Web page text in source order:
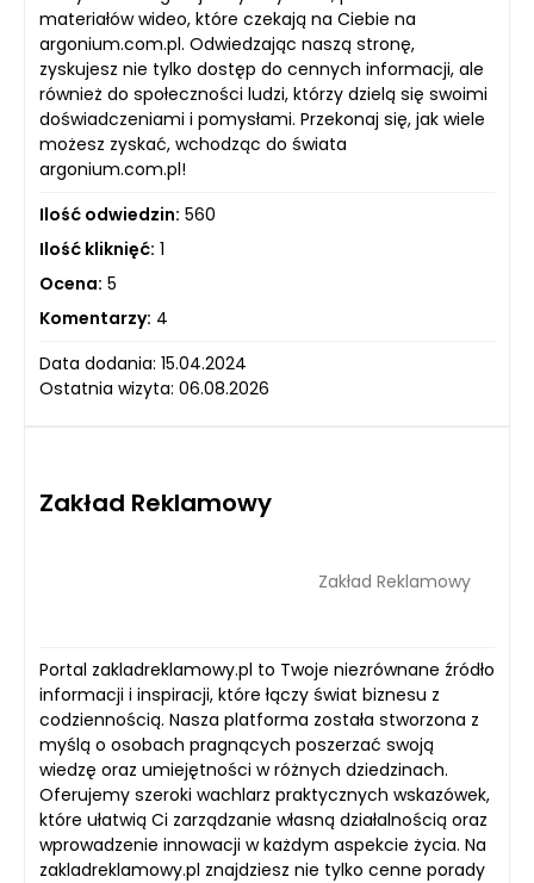
materiałów wideo, które czekają na Ciebie na
argonium.com.pl. Odwiedzając naszą stronę,
zyskujesz nie tylko dostęp do cennych informacji, ale
również do społeczności ludzi, którzy dzielą się swoimi
doświadczeniami i pomysłami. Przekonaj się, jak wiele
możesz zyskać, wchodząc do świata
argonium.com.pl!
Ilość odwiedzin: 560
Ilość kliknięć: 1
Ocena: 5
Komentarzy: 4
Data dodania: 15.04.2024
Ostatnia wizyta: 06.08.2026
Zakład Reklamowy
Zakład Reklamowy
Portal zakladreklamowy.pl to Twoje niezrównane źródło
informacji i inspiracji, które łączy świat biznesu z
codziennością. Nasza platforma została stworzona z
myślą o osobach pragnących poszerzać swoją
wiedzę oraz umiejętności w różnych dziedzinach.
Oferujemy szeroki wachlarz praktycznych wskazówek,
które ułatwią Ci zarządzanie własną działalnością oraz
wprowadzenie innowacji w każdym aspekcie życia. Na
zakladreklamowy.pl znajdziesz nie tylko cenne porady